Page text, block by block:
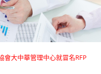
會大中華管理中心就冒名RFP